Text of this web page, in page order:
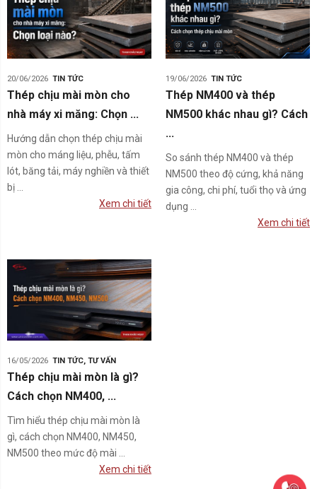
20/06/2026 TIN TỨC
Thép chịu mài mòn cho
nhà máy xi măng: Chọn ...
Hướng dẫn chọn thép chịu mài
mòn cho máng liệu, phễu, tấm
lót, băng tải, máy nghiền và thiết
bị ...
Xem chi tiết
19/06/2026 TIN TỨC
Thép NM400 và thép
NM500 khác nhau gì? Cách
...
So sánh thép NM400 và thép
NM500 theo độ cứng, khả năng
gia công, chi phí, tuổi thọ và ứng
dụng ...
Xem chi tiết
16/05/2026 TIN TỨC TƯ VẤN
Thép chịu mài mòn là gì?
Cách chọn NM400, ...
Tìm hiểu thép chịu mài mòn là
gì, cách chọn NM400, NM450,
NM500 theo mức độ mài ...
Xem chi tiết